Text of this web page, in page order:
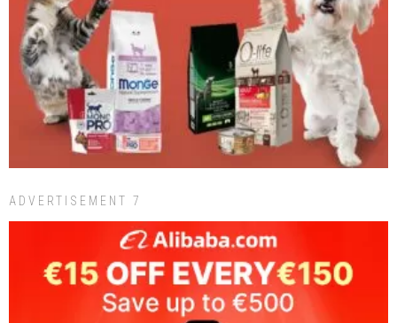
ADVERTISEMENT 7